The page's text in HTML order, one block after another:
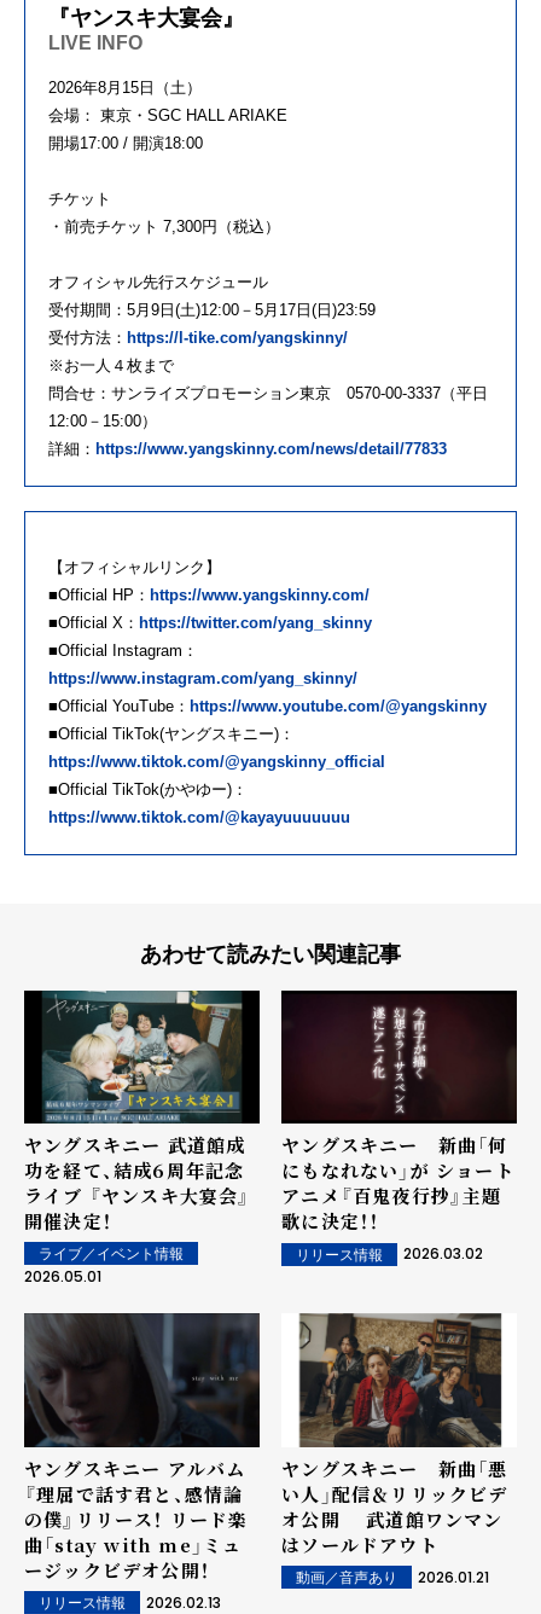
『ヤンスキ大宴会』
LIVE INFO
2026年8月15日（土）
会場： 東京・SGC HALL ARIAKE
開場17:00 / 開演18:00
チケット
・前売チケット 7,300円（税込）
オフィシャル先行スケジュール
受付期間：5月9日(土)12:00－5月17日(日)23:59
受付方法： https://l-tike.com/yangskinny/
※お一人４枚まで
問合せ：サンライズプロモーション東京 0570-00-3337（平日
12:00－15:00）
詳細： https://www.yangskinny.com/news/detail/77833
【オフィシャルリンク】
■Official HP： https://www.yangskinny.com/
■Official X： https://twitter.com/yang_skinny
■Official Instagram：
https://www.instagram.com/yang_skinny/
■Official YouTube： https://www.youtube.com/@yangskinny
■Official TikTok(ヤングスキニー)：
https://www.tiktok.com/@yangskinny_official
■Official TikTok(かやゆー)：
https://www.tiktok.com/@kayayuuuuuuu
あわせて読みたい関連記事
ヤングスキニー 武道館成
功を経て、結成6周年記念
ライブ 『ヤンスキ大宴会』
開催決定！
ライブ／イベント情報
2026.05.01
ヤングスキニー 新曲「何
にもなれない」が ショート
アニメ『百鬼夜行抄』主題
歌に決定！！
リリース情報 2026.03.02
ヤングスキニー アルバム
『理屈で話す君と、感情論
の僕』リリース！ リード楽
曲「stay with me」ミュ
ージックビデオ公開！
リリース情報 2026.02.13
ヤングスキニー 新曲「悪
い人」配信＆リリックビデ
オ公開 武道館ワンマン
はソールドアウト
動画／音声あり 2026.01.21